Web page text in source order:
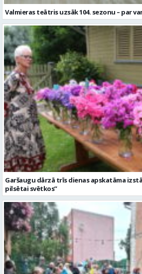
Valmieras teātris uzsāk 104. sezonu – par
Garšaugu dārzā trīs dienas apskatāma
pilsētai svētkos”